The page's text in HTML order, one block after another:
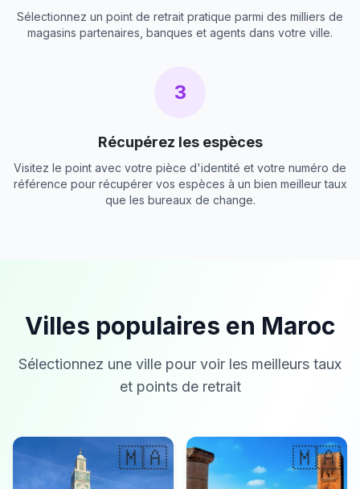
Sélectionnez un point de retrait pratique parmi des milliers de
magasins partenaires, banques et agents dans votre ville.
3
Récupérez les espèces
Visitez le point avec votre pièce d'identité et votre numéro de
référence pour récupérer vos espèces à un bien meilleur taux
que les bureaux de change.
Villes populaires en Maroc
Sélectionnez une ville pour voir les meilleurs taux
et points de retrait
🇲🇦 🇲🇦